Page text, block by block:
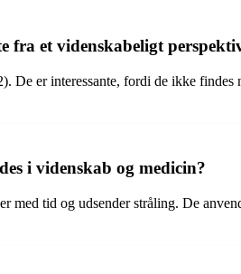
fra et videnskabeligt
De er interessante, fordi de ikke
i videnskab og medicin?
med tid og udsender stråling. De